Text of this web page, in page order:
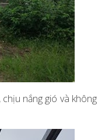
nắng gió và không